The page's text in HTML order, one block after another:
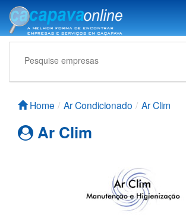
Home Ar Condicionado Ar Clim
Ar Clim